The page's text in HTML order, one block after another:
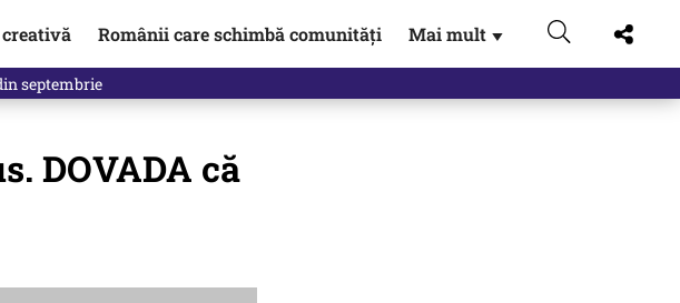
Românii care schimbă comunități Mai mult ▼
septembrie
DOVADA că